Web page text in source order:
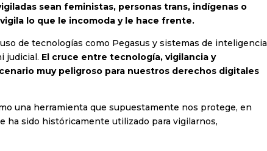
sean feministas, personas trans, indígenas o
lo que le incomoda y le hace frente.
de tecnologías como Pegasus y sistemas de inteligencia
judicial. El cruce entre tecnología, vigilancia y
muy peligroso para nuestros derechos digitales
una herramienta que supuestamente nos protege, en
ha sido históricamente utilizado para vigilarnos,